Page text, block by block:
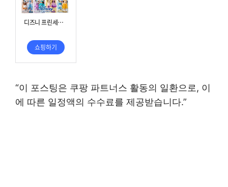
“이 포스팅은 쿠팡 파트너스 활동의 일환으로, 이
에 따른 일정액의 수수료를 제공받습니다.”